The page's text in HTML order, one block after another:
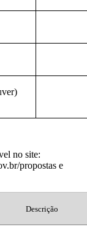
no site:
propostas e
Descrição